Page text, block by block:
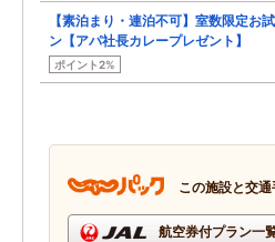
【素泊まり・連泊不可】室数限定お
ン【アパ社長カレープレゼント】
ポイント2%
この施設と交
航空券付プラン一